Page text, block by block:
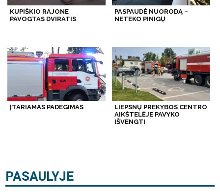
KUPIŠKIO RAJONE
PAVOGTAS DVIRATIS
PASPAUDĖ NUORODĄ –
NETEKO PINIGŲ
ĮTARIAMAS PADEGIMAS
LIEPSNŲ PREKYBOS CENTRO
AIKŠTELĖJE PAVYKO
IŠVENGTI
PASAULYJE